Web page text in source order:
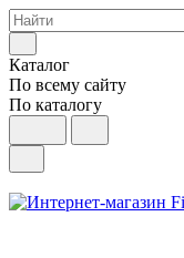
Каталог
По всему сайту
По каталогу